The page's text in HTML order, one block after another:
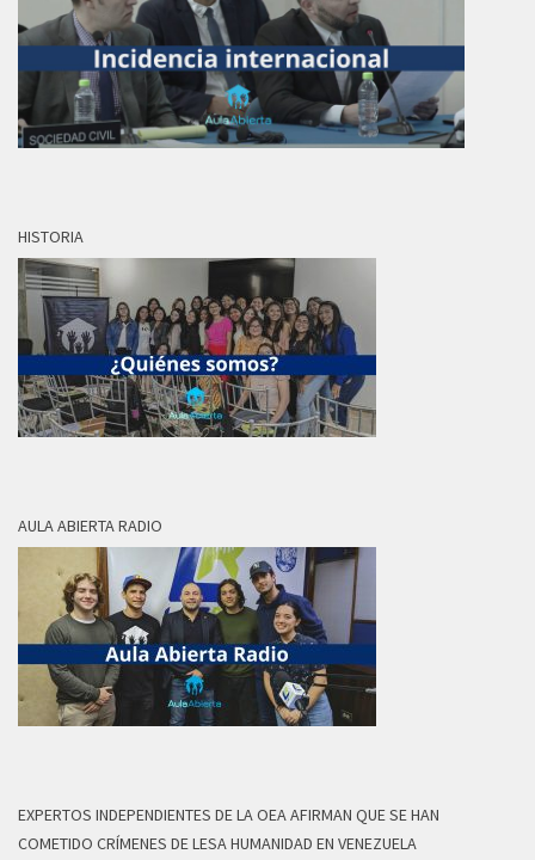
HISTORIA
AULA ABIERTA RADIO
EXPERTOS INDEPENDIENTES DE LA OEA AFIRMAN QUE SE HAN
COMETIDO CRÍMENES DE LESA HUMANIDAD EN VENEZUELA